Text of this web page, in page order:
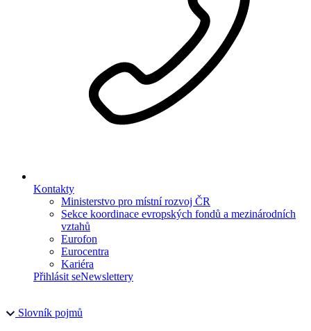
Kontakty
Ministerstvo pro místní rozvoj ČR
Sekce koordinace evropských fondů a mezinárodních
vztahů
Eurofon
Eurocentra
Kariéra
Přihlásit seNewslettery
Slovník pojmů